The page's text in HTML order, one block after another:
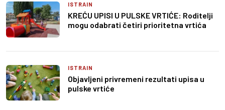
ISTRAIN
KREĆU UPISI U PULSKE VRTIĆE: Roditelji
mogu odabrati četiri prioritetna vrtića
ISTRAIN
Objavljeni privremeni rezultati upisa u
pulske vrtiće